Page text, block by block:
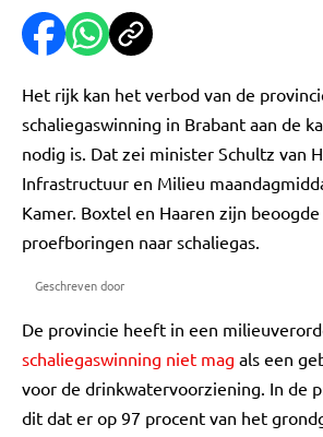
Het rijk kan het verbod van de
schaliegaswinning in Brabant aan de
nodig is. Dat zei minister Schultz van
Infrastructuur en Milieu
Kamer. Boxtel en Haaren zijn
proefboringen naar schaliegas.
Geschreven door
De provincie heeft in een
schaliegaswinning niet mag als een
voor de drinkwatervoorziening. In de
dit dat er op 97 procent van het